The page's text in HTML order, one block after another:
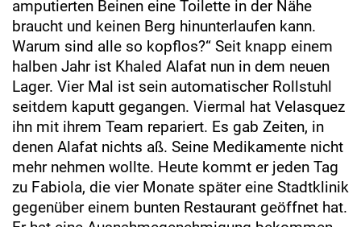
amputierten Beinen eine Toilette in der Nähe
braucht und keinen Berg hinunterlaufen kann.
Warum sind alle so kopflos?“ Seit knapp einem
halben Jahr ist Khaled Alafat nun in dem neuen
Lager. Vier Mal ist sein automatischer Rollstuhl
seitdem kaputt gegangen. Viermal hat Velasquez
ihn mit ihrem Team repariert. Es gab Zeiten, in
denen Alafat nichts aß. Seine Medikamente nicht
mehr nehmen wollte. Heute kommt er jeden Tag
zu Fabiola, die vier Monate später eine Stadtklinik
gegenüber einem bunten Restaurant geöffnet hat.